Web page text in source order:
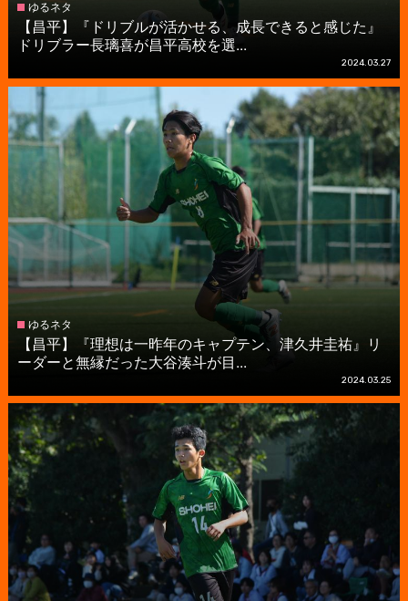
ゆるネタ
【昌平】『ドリブルが活かせる、成長できると感じた』
ドリブラー長璃喜が昌平高校を選...
2024.03.27
ゆるネタ
【昌平】『理想は一昨年のキャプテン、津久井圭祐』リ
ーダーと無縁だった大谷湊斗が目...
2024.03.25